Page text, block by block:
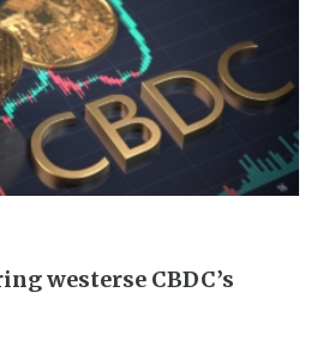
westerse CBDC’s